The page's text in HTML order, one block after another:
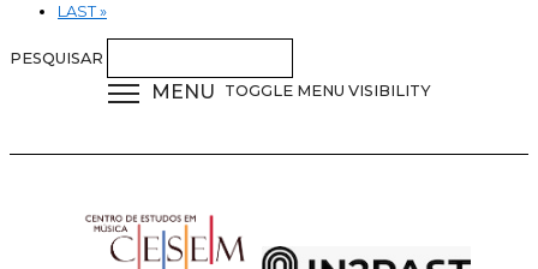
LAST »
PESQUISAR
MENU TOGGLE MENU VISIBILITY